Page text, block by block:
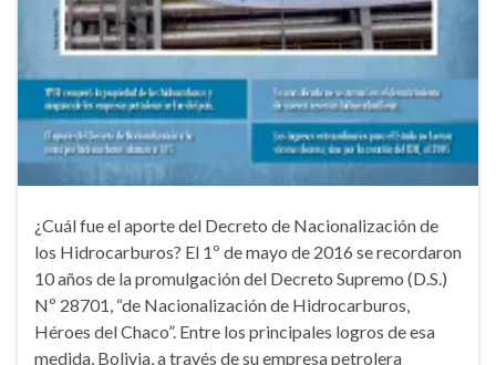
¿Cuál fue el aporte del Decreto de Nacionalización de
los Hidrocarburos? El 1º de mayo de 2016 se recordaron
10 años de la promulgación del Decreto Supremo (D.S.)
Nº 28701, “de Nacionalización de Hidrocarburos,
Héroes del Chaco”. Entre los principales logros de esa
medida, Bolivia, a través de su empresa petrolera